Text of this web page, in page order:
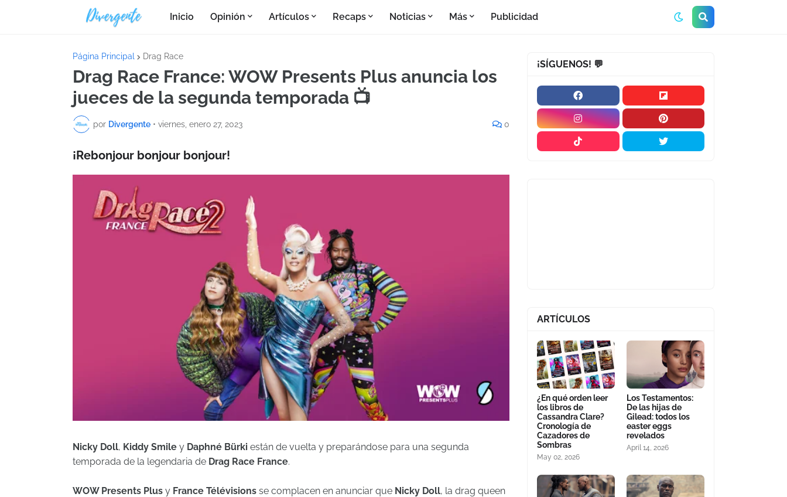
Inicio Opinión Artículos Recaps Noticias Más Publicidad
Página Principal Drag Race
Drag Race France: WOW Presents Plus anuncia los
jueces de la segunda temporada 📺
por Divergente • viernes, enero 27, 2023 0
¡Rebonjour bonjour bonjour!
Nicky Doll, Kiddy Smile y Daphné Bürki están de vuelta y preparándose para una segunda
temporada de la legendaria de Drag Race France.
WOW Presents Plus y France Télévisions se complacen en anunciar que Nicky Doll, la drag queen
¡SÍGUENOS! 💬
ARTÍCULOS
¿En qué orden leer
los libros de
Cassandra Clare?
Cronología de
Cazadores de
Sombras
May 02, 2026
Los Testamentos:
De las hijas de
Gilead: todos los
easter eggs
revelados
April 14, 2026